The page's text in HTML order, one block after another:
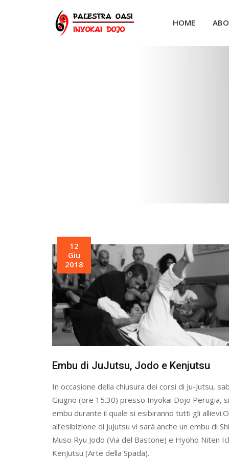
HOME
12
Giu
2018
Embu di JuJutsu, Jodo e Kenjutsu
In occasione della chiusura dei corsi di Ju-Jutsu,
Giugno (ore 15.30) presso Inyokai Dojo Perugia,
embu durante il quale si esibiranno tutti gli
all’esibizione di JuJutsu vi sarà anche un embu di
Muso Ryu Jodo (Via del Bastone) e Hyoho Niten
KenJutsu (Arte della Spada).